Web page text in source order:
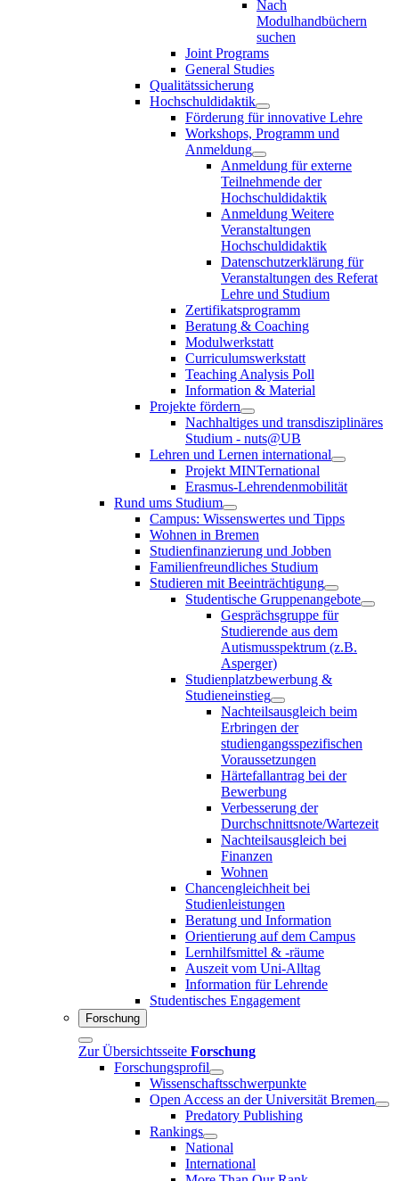
Nach
Modulhandbüchern
suchen
Joint Programs
General Studies
Qualitätssicherung
Hochschuldidaktik
Förderung für innovative Lehre
Workshops, Programm und
Anmeldung
Anmeldung für externe
Teilnehmende der
Hochschuldidaktik
Anmeldung Weitere
Veranstaltungen
Hochschuldidaktik
Datenschutzerklärung für
Veranstaltungen des Referat
Lehre und Studium
Zertifikatsprogramm
Beratung & Coaching
Modulwerkstatt
Curriculumswerkstatt
Teaching Analysis Poll
Information & Material
Projekte fördern
Nachhaltiges und transdisziplinäres
Studium - nuts@UB
Lehren und Lernen international
Projekt MINTernational
Erasmus-Lehrendenmobilität
Rund ums Studium
Campus: Wissenswertes und Tipps
Wohnen in Bremen
Studienfinanzierung und Jobben
Familienfreundliches Studium
Studieren mit Beeinträchtigung
Studentische Gruppenangebote
Gesprächsgruppe für
Studierende aus dem
Autismusspektrum (z.B.
Asperger)
Studienplatzbewerbung &
Studieneinstieg
Nachteilsausgleich beim
Erbringen der
studiengangsspezifischen
Voraussetzungen
Härtefallantrag bei der
Bewerbung
Verbesserung der
Durchschnittsnote/Wartezeit
Nachteilsausgleich bei
Finanzen
Wohnen
Chancengleichheit bei
Studienleistungen
Beratung und Information
Orientierung auf dem Campus
Lernhilfsmittel & -räume
Auszeit vom Uni-Alltag
Information für Lehrende
Studentisches Engagement
Forschung
Zur Übersichtsseite Forschung
Forschungsprofil
Wissenschaftsschwerpunkte
Open Access an der Universität Bremen
Predatory Publishing
Rankings
National
International